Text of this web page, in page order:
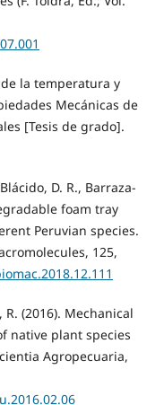
de la temperatura y
Mecánicas de
[Tesis de grado].
D. R., Barraza-
foam tray
Peruvian species.
125,
R. (2016). Mechanical
native plant species
Agropecuaria,